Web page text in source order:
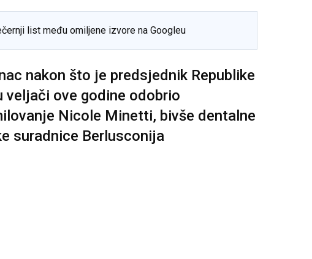
list među omiljene izvore na Googleu
nakon što je predsjednik Republike
veljači ove godine odobrio
Nicole Minetti, bivše dentalne
suradnice Berlusconija